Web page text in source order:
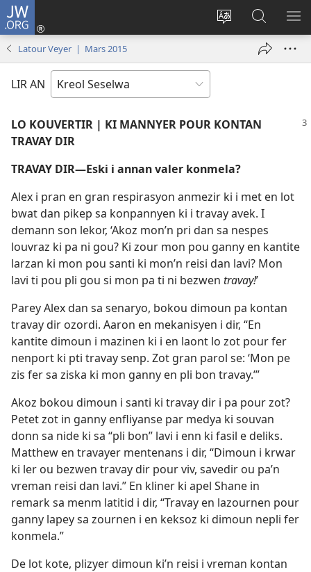
JW.ORG
Sanz
Log
window)
Rode
JW.ORG
Latour Veyer | Mars 2015
LIR AN
LO KOUVERTIR | KI MANNYER POUR KONTAN
TRAVAY DIR
TRAVAY DIR​—Eski i annan valer konmela?
Alex i pran en gran respirasyon anmezir ki i met en lot
bwat dan pikep sa konpannyen ki i travay avek. I
demann son lekor, ‘Akoz mon’n pri dan sa nespes
louvraz ki pa ni gou? Ki zour mon pou ganny en kantite
larzan ki mon pou santi ki mon’n reisi dan lavi? Mon
lavi ti pou pli gou si mon pa ti ni bezwen travay!’
Parey Alex dan sa senaryo, bokou dimoun pa kontan
travay dir ozordi. Aaron en mekanisyen i dir, “En
kantite dimoun i mazinen ki i en laont lo zot pour fer
nenport ki pti travay senp. Zot gran parol se: ‘Mon pe
zis fer sa ziska ki mon ganny en pli bon travay.’”
Akoz bokou dimoun i santi ki travay dir i pa pour zot?
Petet zot in ganny enfliyanse par medya ki souvan
donn sa nide ki sa “pli bon” lavi i enn ki fasil e deliks.
Matthew en travayer mentenans i dir, “Dimoun i krwar
ki ler ou bezwen travay dir pour viv, savedir ou pa’n
vreman reisi dan lavi.” En kliner ki apel Shane in
remark sa menm latitid i dir, “Travay en lazournen pour
ganny lapey sa zournen i en keksoz ki dimoun nepli fer
konmela.”
De lot kote, plizyer dimoun ki’n reisi i vreman kontan